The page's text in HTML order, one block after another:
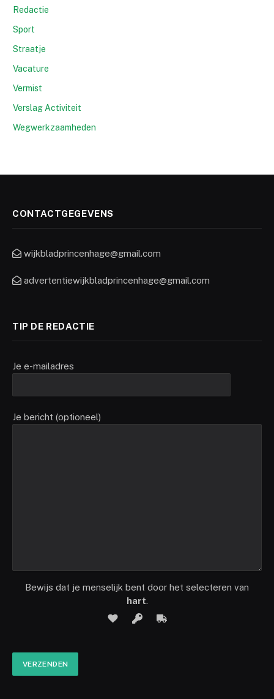
Redactie
Sport
Straatje
Vacature
Vermist
Verslag Activiteit
Wegwerkzaamheden
CONTACTGEGEVENS
wijkbladprincenhage@gmail.com
advertentiewijkbladprincenhage@gmail.com
TIP DE REDACTIE
Je e-mailadres
Je bericht (optioneel)
Bewijs dat je menselijk bent door het selecteren van
hart.